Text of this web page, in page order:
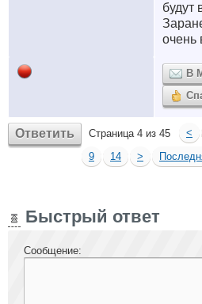
будут
очень
В
Ответить Страница 4 из 45 <
9
14 >
Быстрый ответ
Сообщение: